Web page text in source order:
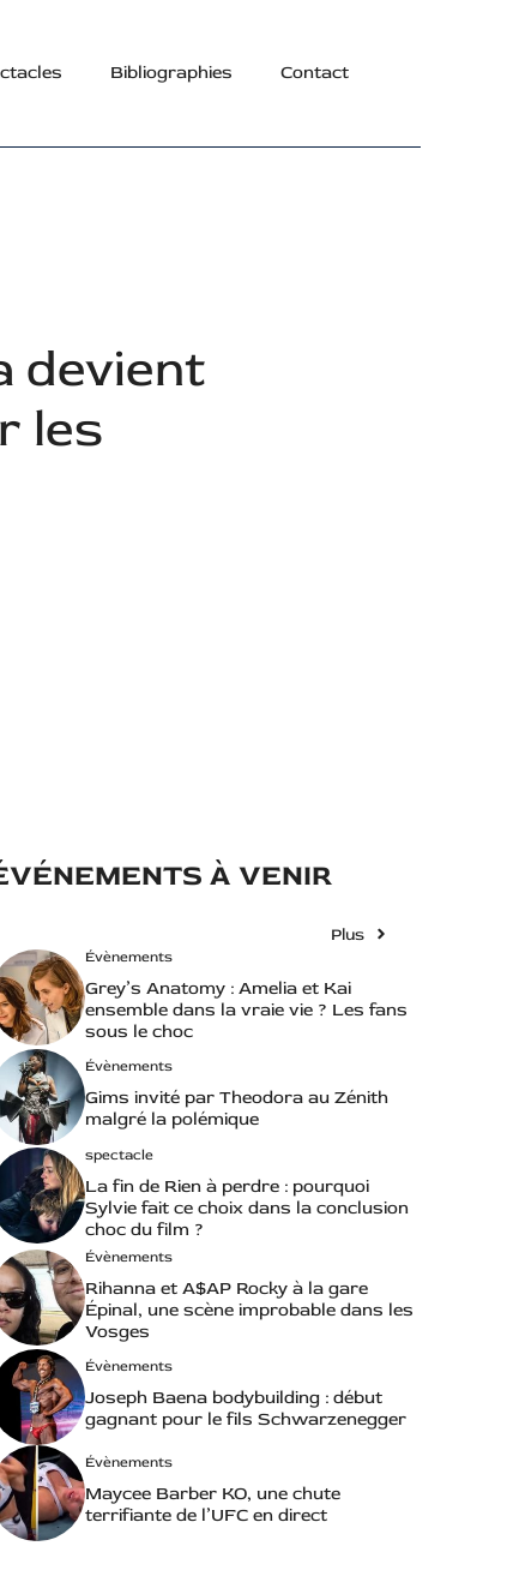
Bibliographies Contact
devient
les
À VENIR
Plus
Évènements
Grey’s Anatomy : Amelia et Kai
ensemble dans la vraie vie ? Les fans
sous le choc
Évènements
Gims invité par Theodora au Zénith
malgré la polémique
spectacle
La fin de Rien à perdre : pourquoi
Sylvie fait ce choix dans la conclusion
choc du film ?
Évènements
Rihanna et A$AP Rocky à la gare
Épinal, une scène improbable dans les
Vosges
Évènements
Joseph Baena bodybuilding : début
gagnant pour le fils Schwarzenegger
Évènements
Maycee Barber KO, une chute
terrifiante de l’UFC en direct